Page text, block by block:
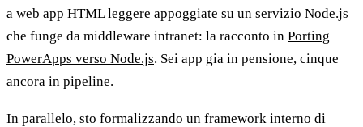
a web app HTML leggere appoggiate su un servizio Node.js
che funge da middleware intranet: la racconto in Porting
PowerApps verso Node.js. Sei app gia in pensione, cinque
ancora in pipeline.
In parallelo, sto formalizzando un framework interno di